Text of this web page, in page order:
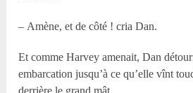
– Amène, et de côté ! cria Dan.
Et comme Harvey amenait, Dan
embarcation jusqu’à ce qu’elle vînt